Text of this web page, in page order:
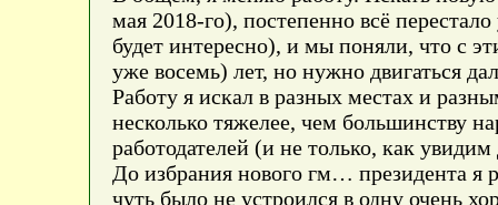
мая 2018-го), постепенно всё
будет интересно), и мы поняли, что с
уже восемь) лет, но нужно двигаться
Работу я искал в разных местах и
несколько тяжелее, чем большинству
работодателей (и не только, как
До избрания нового гм… президента я
чуть было не устроился в одну очень